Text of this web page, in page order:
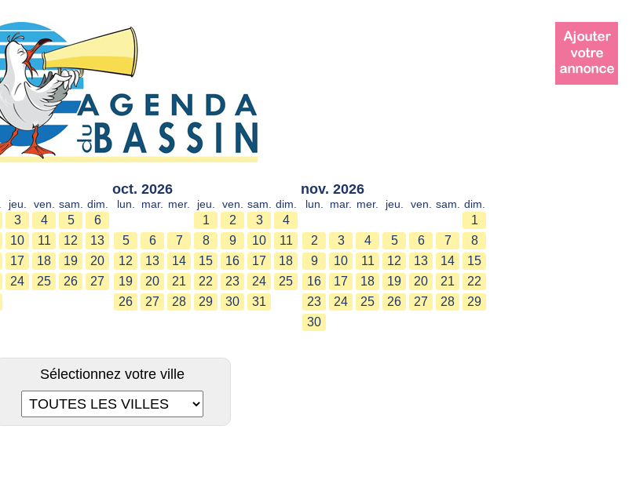
jeu. ven. sam. dim.
3 4 5
6
10 11 12
13
17 18 19
20
24 25 26
27
oct. 2026
lun. mar. mer. jeu. ven. sam. dim.
1 2 3
4
5
6 7 8 9 10
11
12
13 14 15 16 17
18
19
20 21 22 23 24
25
26
27 28 29 30 31
nov. 2026
lun. mar. mer. jeu. ven. sam. dim.
1
2
3 4 5 6 7
8
9
10 11 12 13 14
15
16
17 18 19 20 21
22
23
24 25 26 27 28
29
30
Sélectionnez votre ville